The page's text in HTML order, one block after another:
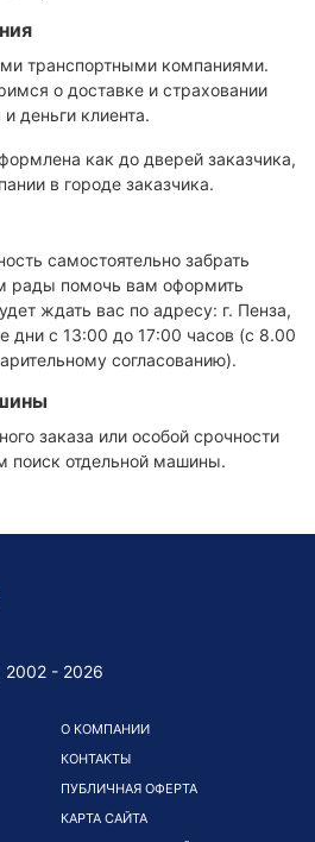
транспортными компаниями.
о доставке и страховании
деньги клиента.
как до дверей заказчика,
в городе заказчика.
самостоятельно забрать
рады помочь вам оформить
ждать вас по адресу: г. Пенза,
дни с 13:00 до 17:00 часов (с 8.00
согласованию).
заказа или особой срочности
поиск отдельной машины.
- 2026
О КОМПАНИИ
КОНТАКТЫ
ПУБЛИЧНАЯ ОФЕРТА
КАРТА САЙТА